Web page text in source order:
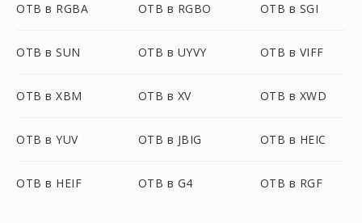
OTB в RGBA OTB в RGBO OTB в SGI
OTB в SUN OTB в UYVY OTB в VIFF
OTB в XBM OTB в XV OTB в XWD
OTB в YUV OTB в JBIG OTB в HEIC
OTB в HEIF OTB в G4 OTB в RGF